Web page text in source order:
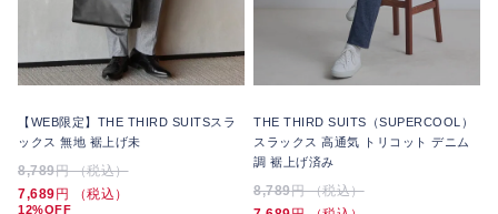
【WEB限定】THE THIRD SUITSスラ
ックス 無地 裾上げ未
8,789円 （税込）
7,689 円 （税込）
12%OFF
THE THIRD SUITS（SUPERCOOL）
スラックス 高通気 トリコット デニム
調 裾上げ済み
8,789円 （税込）